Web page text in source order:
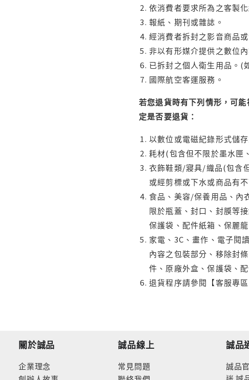
依消費者要求所為之客製
報紙、期刊或雜誌。
經消費者拆封之影音商品
非以有形媒介提供之數位
已拆封之個人衛生用品。(
國際航空客運服務。
若您退貨時有下列情形，可
定是否要退貨：
以數位或電磁紀錄形式儲
耗材(包含但不限於墨水匣
衣飾鞋類/寢具/織品(包含
或經剪標或下水或商品有
食品、美容/保養用品、內
限於瓶蓋、封口、封膜等
保護袋、配件紙箱、保麗
家電、3C、畫作、電子閱
內容之包裝部分、移除封
件、原廠外盒、保護袋、
退貨程序請參閱【客服專
關於誠品
企業理念
誠品線上
常見問題
誠品
誠品